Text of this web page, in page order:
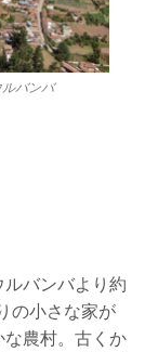
バンバ
バンバより約
の小さな家が
農村。古くか